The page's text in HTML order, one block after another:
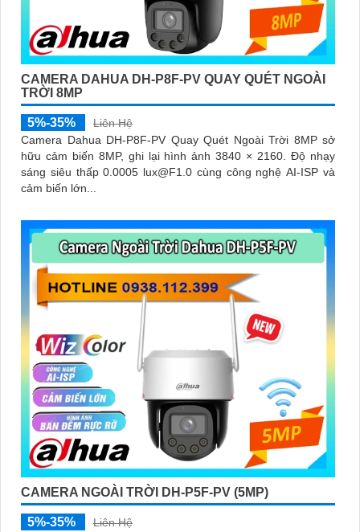
CAMERA DAHUA DH-P8F-PV QUAY QUÉT NGOÀI
TRỜI 8MP
5%-35%
Liên Hệ
Camera Dahua DH-P8F-PV Quay Quét Ngoài Trời 8MP sở
hữu cảm biến 8MP, ghi lại hình ảnh 3840 × 2160. Độ nhạy
sáng siêu thấp 0.0005 lux@F1.0 cùng công nghệ AI-ISP và
cảm biến lớn...
CAMERA NGOÀI TRỜI DH-P5F-PV (5MP)
5%-35%
Liên Hệ